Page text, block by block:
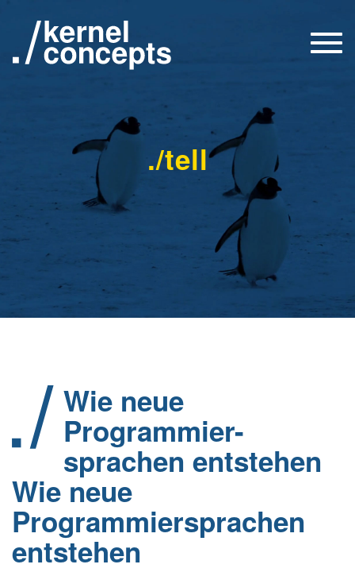
./tell
Wie neue
Programmier-
sprachen entstehen
Wie neue
Programmiersprachen
entstehen